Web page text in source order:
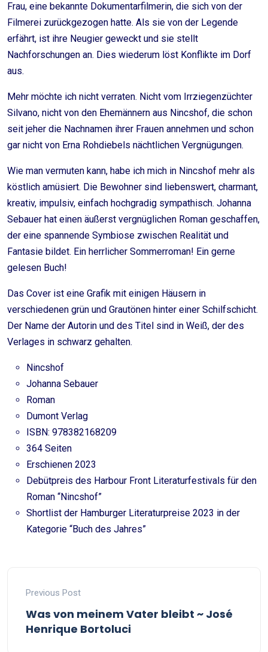
Frau, eine bekannte Dokumentarfilmerin, die sich von der
Filmerei zurückgezogen hatte. Als sie von der Legende
erfährt, ist ihre Neugier geweckt und sie stellt
Nachforschungen an. Dies wiederum löst Konflikte im Dorf
aus.
Mehr möchte ich nicht verraten. Nicht vom Irrziegenzüchter
Silvano, nicht von den Ehemännern aus Nincshof, die schon
seit jeher die Nachnamen ihrer Frauen annehmen und schon
gar nicht von Erna Rohdiebels nächtlichen Vergnügungen.
Wie man vermuten kann, habe ich mich in Nincshof mehr als
köstlich amüsiert. Die Bewohner sind liebenswert, charmant,
kreativ, impulsiv, einfach hochgradig sympathisch. Johanna
Sebauer hat einen äußerst vergnüglichen Roman geschaffen,
der eine spannende Symbiose zwischen Realität und
Fantasie bildet. Ein herrlicher Sommerroman! Ein gerne
gelesen Buch!
Das Cover ist eine Grafik mit einigen Häusern in
verschiedenen grün und Grautönen hinter einer Schilfschicht.
Der Name der Autorin und des Titel sind in Weiß, der des
Verlages in schwarz gehalten.
Nincshof
Johanna Sebauer
Roman
Dumont Verlag
ISBN: 978382168209
364 Seiten
Erschienen 2023
Debütpreis des Harbour Front Literaturfestivals für den
Roman “Nincshof”
Shortlist der Hamburger Literaturpreise 2023 in der
Kategorie “Buch des Jahres”
Previous Post
Was von meinem Vater bleibt ~ José
Henrique Bortoluci